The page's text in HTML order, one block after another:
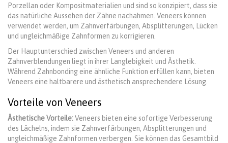
Porzellan oder Kompositmaterialien und sind so konzipiert, dass sie
das natürliche Aussehen der Zähne nachahmen. Veneers können
verwendet werden, um Zahnverfärbungen, Absplitterungen, Lücken
und ungleichmäßige Zahnformen zu korrigieren.
Der Hauptunterschied zwischen Veneers und anderen
Zahnverblendungen liegt in ihrer Langlebigkeit und Ästhetik.
Während Zahnbonding eine ähnliche Funktion erfüllen kann, bieten
Veneers eine haltbarere und ästhetisch ansprechendere Lösung.
Vorteile von Veneers
Ästhetische Vorteile:Veneers bieten eine sofortige Verbesserung
des Lächelns, indem sie Zahnverfärbungen, Absplitterungen und
ungleichmäßige Zahnformen verbergen. Sie können das Gesamtbild